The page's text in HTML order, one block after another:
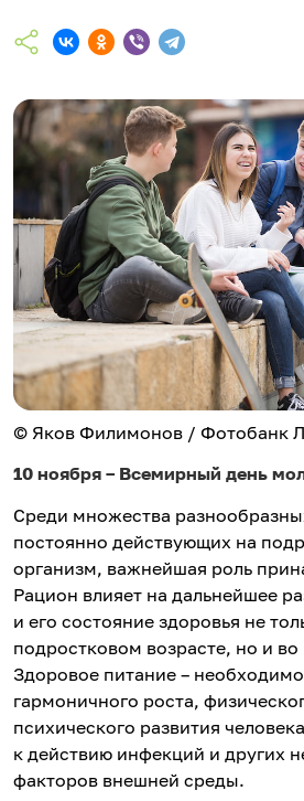
© Яков Филимонов / Фотобанк
10 ноября – Всемирный день
Среди множества
постоянно действующих на
организм, важнейшая роль
Рацион влияет на дальнейшее
и его состояние здоровья не
подростковом возрасте, но и
Здоровое питание –
гармоничного роста,
психического развития
к действию инфекций и других
факторов внешней среды.